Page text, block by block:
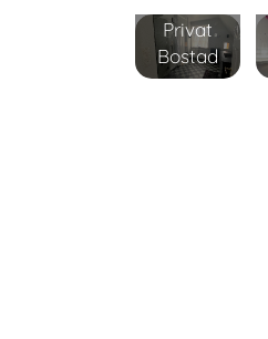
Privat
Bostad